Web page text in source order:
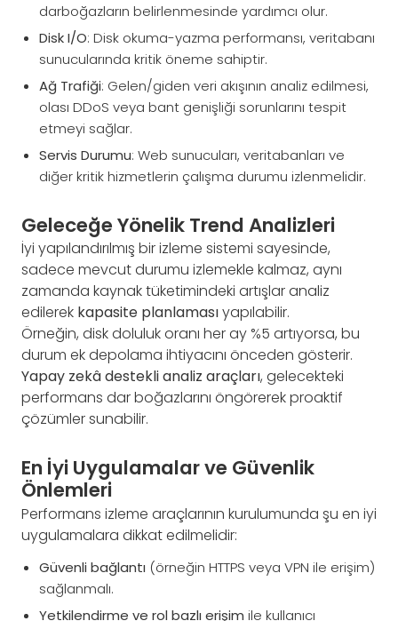
darboğazların belirlenmesinde yardımcı olur.
Disk I/O: Disk okuma-yazma performansı, veritabanı
sunucularında kritik öneme sahiptir.
Ağ Trafiği: Gelen/giden veri akışının analiz edilmesi,
olası DDoS veya bant genişliği sorunlarını tespit
etmeyi sağlar.
Servis Durumu: Web sunucuları, veritabanları ve
diğer kritik hizmetlerin çalışma durumu izlenmelidir.
Geleceğe Yönelik Trend Analizleri
İyi yapılandırılmış bir izleme sistemi sayesinde,
sadece mevcut durumu izlemekle kalmaz, aynı
zamanda kaynak tüketimindeki artışlar analiz
edilerek kapasite planlamasıyapılabilir.
Örneğin, disk doluluk oranı her ay %5 artıyorsa, bu
durum ek depolama ihtiyacını önceden gösterir.
Yapay zekâ destekli analiz araçları, gelecekteki
performans dar boğazlarını öngörerek proaktif
çözümler sunabilir.
En İyi Uygulamalar ve Güvenlik
Önlemleri
Performans izleme araçlarının kurulumunda şu en iyi
uygulamalara dikkat edilmelidir:
Güvenli bağlantı (örneğin HTTPS veya VPN ile erişim)
sağlanmalı.
Yetkilendirme ve rol bazlı erişim ile kullanıcı